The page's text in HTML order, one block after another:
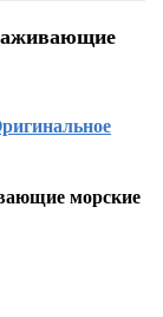
морские